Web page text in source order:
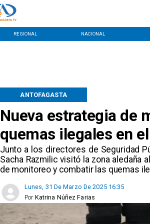
REGIONAL NACIONAL
Nueva estrategia de
quemas ilegales en
​Junto a los directores de Seguridad
Sacha Razmilic visitó la zona
de monitoreo y combatir las quemas
ANTOFAGASTA
Lunes, 31 De Marzo De 2025 16:35
Katrina Núñez Farias
Por